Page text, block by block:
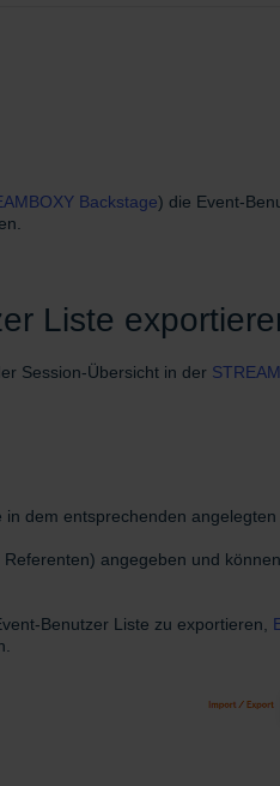
Backstage) die Event-
Liste
Session-Übersicht in der
in dem entsprechenden
angegeben und
Benutzer Liste zu exportieren,